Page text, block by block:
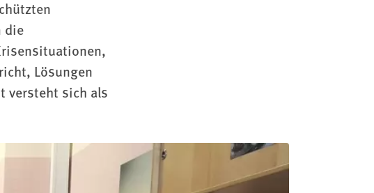
die
Lösungen
versteht sich als